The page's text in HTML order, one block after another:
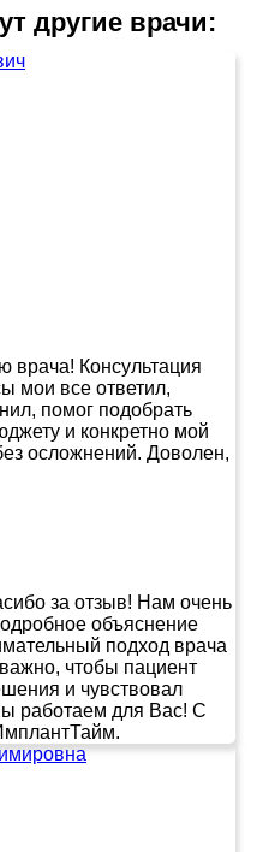
другие врачи:
врача! Консультация
мои все ответил,
помог подобрать
и конкретно мой
осложнений. Доволен,
за отзыв! Нам очень
объяснение
подход врача
чтобы пациент
и чувствовал
работаем для Вас! С